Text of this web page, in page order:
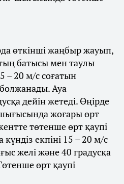
өткінші жаңбыр жауып,
батысы мен таулы
– 20 м/с соғатын
Ауа
дейін жетеді. Өңірде
жоғары өрт
төтенше өрт қаупі
күндіз екпіні 15 – 20 м/с
желі және 40 градусқа
өрт қаупі